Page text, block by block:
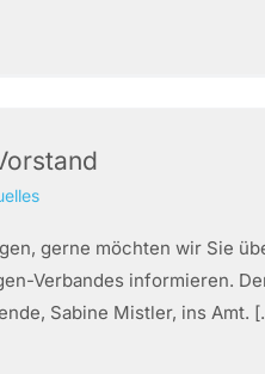
gerne möchten wir Sie
Verbandes informieren.
Sabine Mistler, ins Amt.